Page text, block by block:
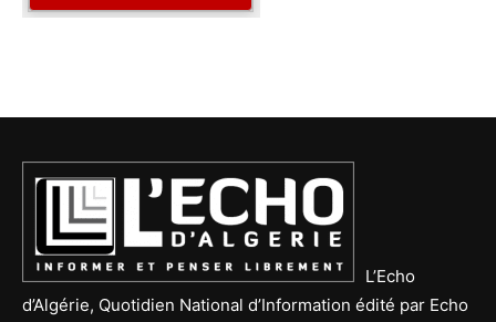
L’Echo
d’Algérie, Quotidien National d’Information édité par Echo